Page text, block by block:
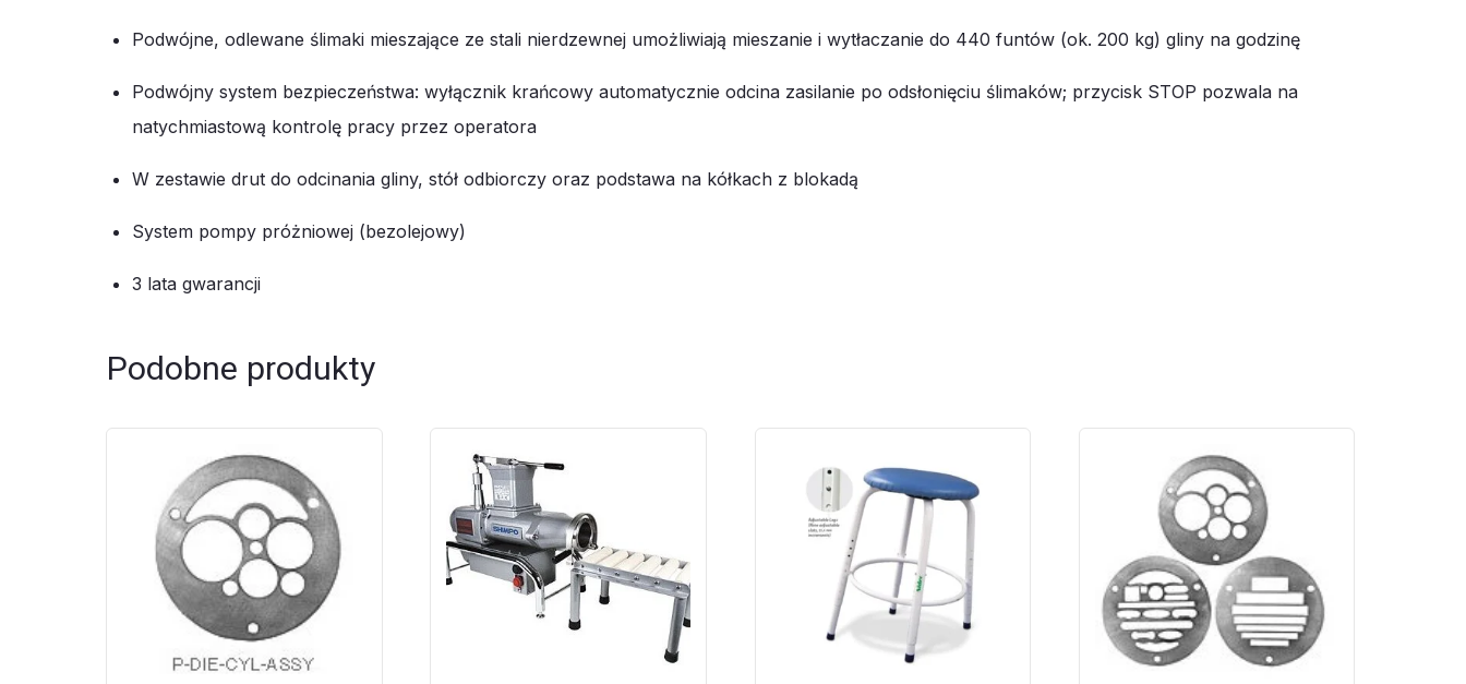
Podwójne, odlewane ślimaki mieszające ze stali nierdzewnej umożliwiają mieszanie i wytłaczanie do 440 funtów (ok. 200 kg) gliny na godzinę
Podwójny system bezpieczeństwa: wyłącznik krańcowy automatycznie odcina zasilanie po odsłonięciu ślimaków; przycisk STOP pozwala na
natychmiastową kontrolę pracy przez operatora
W zestawie drut do odcinania gliny, stół odbiorczy oraz podstawa na kółkach z blokadą
System pompy próżniowej (bezolejowy)
3 lata gwarancji
Podobne produkty